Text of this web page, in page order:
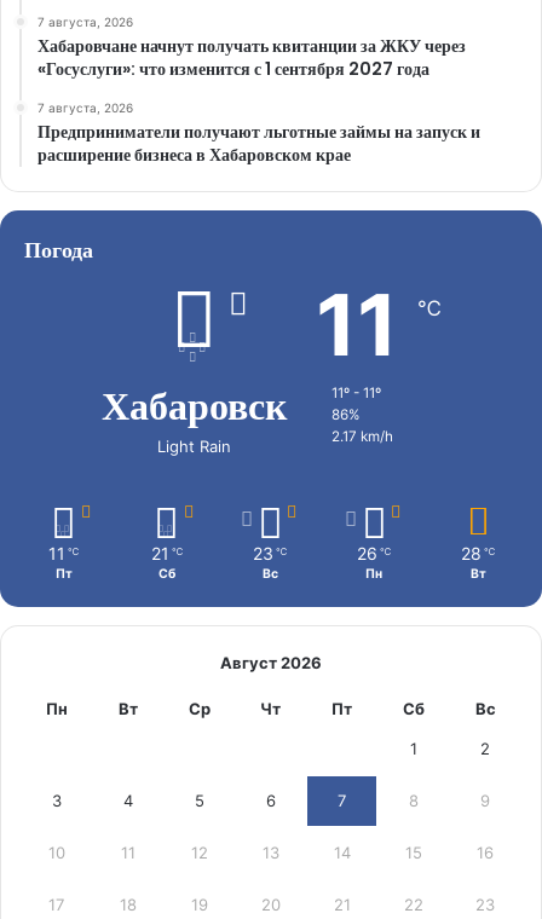
7 августа, 2026
Хабаровчане начнут получать квитанции за ЖКУ через
«Госуслуги»: что изменится с 1 сентября 2027 года
7 августа, 2026
Предприниматели получают льготные займы на запуск и
расширение бизнеса в Хабаровском крае
Погода
Хабаровск
Light Rain
11 ℃
11º - 11º
86%
2.17 km/h
11 ℃
Пт
21 ℃
Сб
23 ℃
Вс
26 ℃
Пн
28 ℃
Вт
Август 2026
Пн Вт Ср Чт Пт Сб Вс
1 2
3 4 5 6 7 8 9
10 11 12 13 14 15 16
17 18 19 20 21 22 23